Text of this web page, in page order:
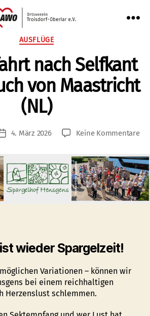
AWO
e.V.
Kategorien
AUSFLÜGE
nach Selfkant
von Maastricht
(NL)
Veröffentlichungsdatum
4. März 2026 Keine Kommentarezu
wieder Spargelzeit!
Variationen – können wir
bei einem reichhaltigen
Herzenslust schlemmen.